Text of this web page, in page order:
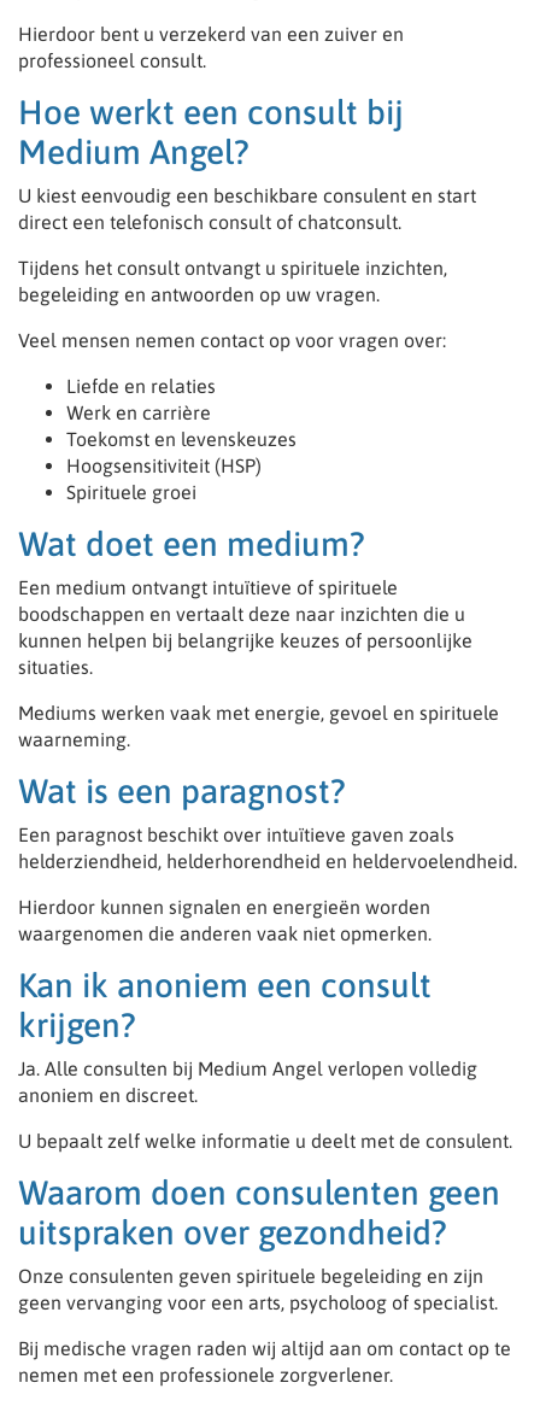
Hierdoor bent u verzekerd van een zuiver en
professioneel consult.
Hoe werkt een consult bij
Medium Angel?
U kiest eenvoudig een beschikbare consulent en start
direct een telefonisch consult of chatconsult.
Tijdens het consult ontvangt u spirituele inzichten,
begeleiding en antwoorden op uw vragen.
Veel mensen nemen contact op voor vragen over:
Liefde en relaties
Werk en carrière
Toekomst en levenskeuzes
Hoogsensitiviteit (HSP)
Spirituele groei
Wat doet een medium?
Een medium ontvangt intuïtieve of spirituele
boodschappen en vertaalt deze naar inzichten die u
kunnen helpen bij belangrijke keuzes of persoonlijke
situaties.
Mediums werken vaak met energie, gevoel en spirituele
waarneming.
Wat is een paragnost?
Een paragnost beschikt over intuïtieve gaven zoals
helderziendheid, helderhorendheid en heldervoelendheid.
Hierdoor kunnen signalen en energieën worden
waargenomen die anderen vaak niet opmerken.
Kan ik anoniem een consult
krijgen?
Ja. Alle consulten bij Medium Angel verlopen volledig
anoniem en discreet.
U bepaalt zelf welke informatie u deelt met de consulent.
Waarom doen consulenten geen
uitspraken over gezondheid?
Onze consulenten geven spirituele begeleiding en zijn
geen vervanging voor een arts, psycholoog of specialist.
Bij medische vragen raden wij altijd aan om contact op te
nemen met een professionele zorgverlener.